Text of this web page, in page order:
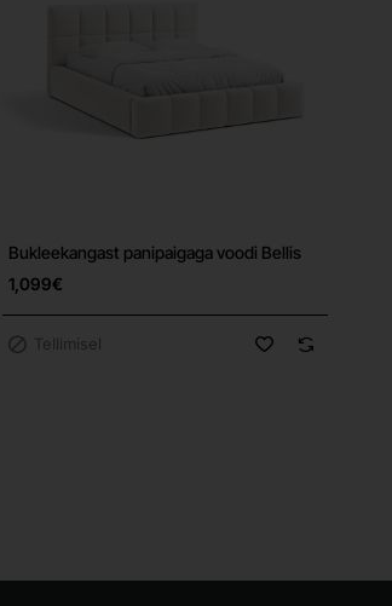
Tasuta tarne
Bukleekangast panipaigaga voodi Bellis
1,099€
Tellimisel